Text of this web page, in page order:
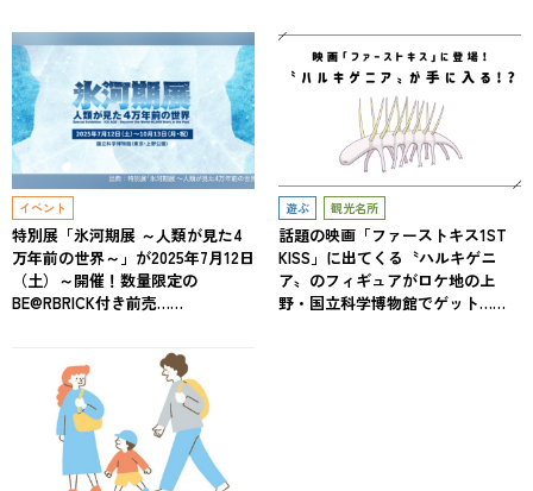
イベント
特別展「氷河期展 ～人類が見た4
万年前の世界～」が2025年7月12日
（土）～開催！数量限定の
BE@RBRICK付き前売……
遊ぶ 観光名所
話題の映画「ファーストキス1ST
KISS」に出てくる〝ハルキゲニ
ア〟のフィギュアがロケ地の上
野・国立科学博物館でゲット……